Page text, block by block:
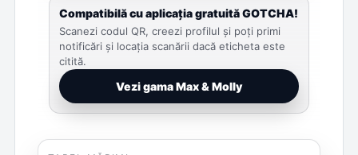
Compatibilă cu aplicația gratuită GOTCHA!
Scanezi codul QR, creezi profilul și poți primi
notificări și locația scanării dacă eticheta este
citită.
Vezi gama Max & Molly